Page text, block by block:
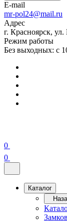
E-mail
mr-pol24@mail.ru
Адрес
г. Красноярск,
Режим работы
Без выходных: с
0
0
Каталог